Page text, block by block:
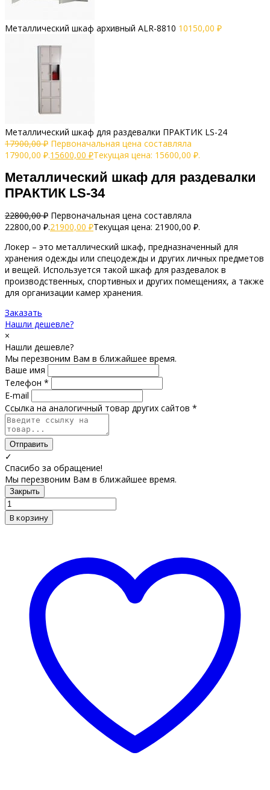
Металлический шкаф архивный АLR-8810 10150,00 ₽
Металлический шкаф для раздевалки ПРАКТИК LS-24
17900,00₽ Первоначальная цена составляла
17900,00 ₽.15600,00 ₽Текущая цена: 15600,00 ₽.
Металлический шкаф для раздевалки
ПРАКТИК LS-34
22800,00₽ Первоначальная цена составляла
22800,00 ₽.21900,00 ₽Текущая цена: 21900,00 ₽.
Локер – это металлический шкаф, предназначенный для
хранения одежды или спецодежды и других личных предметов
и вещей. Используется такой шкаф для раздевалок в
производственных, спортивных и других помещениях, а также
для организации камер хранения.
Заказать
Нашли дешевле?
×
Нашли дешевле?
Мы перезвоним Вам в ближайшее время.
Ваше имя
Телефон *
E-mail
Ссылка на аналогичный товар других сайтов *
Отправить
✓
Спасибо за обращение!
Мы перезвоним Вам в ближайшее время.
Закрыть
В корзину